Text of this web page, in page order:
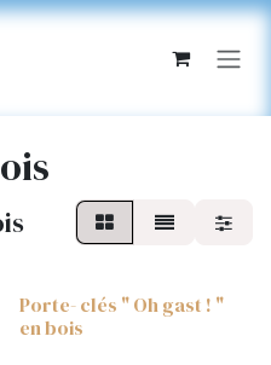
Porte- clés " Oh gast ! "
en bois